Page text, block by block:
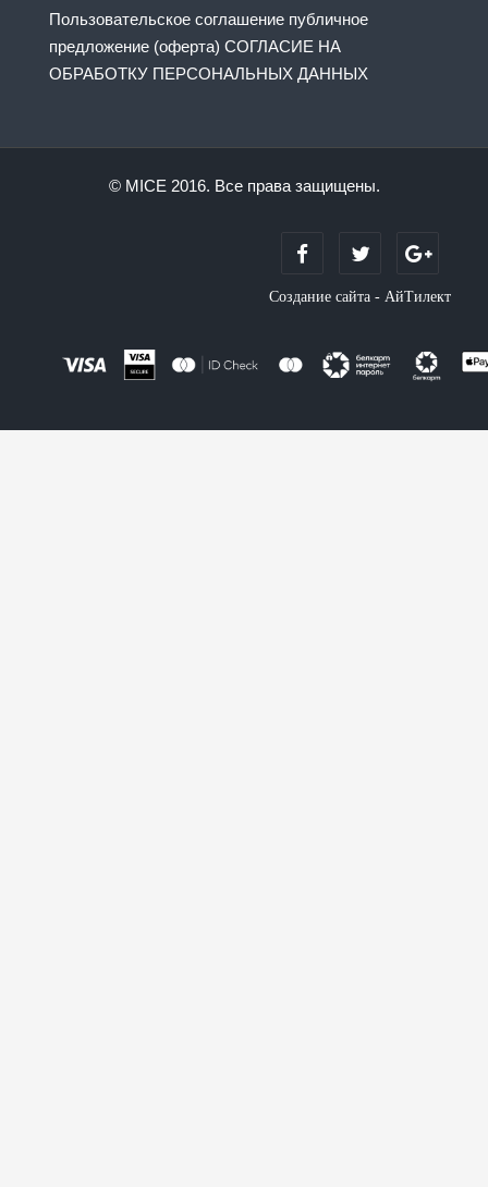
Пользовательское соглашение публичное
предложение (оферта) СОГЛАСИЕ НА
ОБРАБОТКУ ПЕРСОНАЛЬНЫХ ДАННЫХ
© MICE 2016. Все права защищены.
Создание сайта - АйТилект